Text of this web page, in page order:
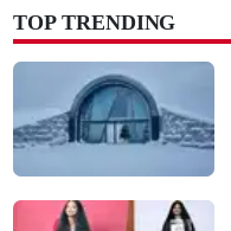
TOP TRENDING